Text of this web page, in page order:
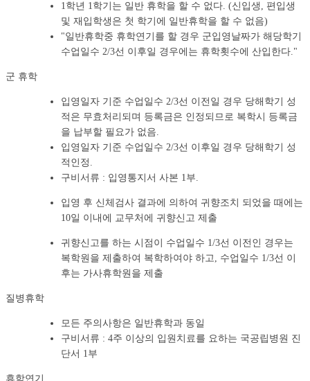
1학년 1학기는 일반 휴학을 할 수 없다. (신입생, 편입생
및 재입학생은 첫 학기에 일반휴학을 할 수 없음)
"일반휴학중 휴학연기를 할 경우 군입영날짜가 해당학기
수업일수 2/3선 이후일 경우에는 휴학횟수에 산입한다."
군 휴학
입영일자 기준 수업일수 2/3선 이전일 경우 당해학기 성
적은 무효처리되며 등록금은 인정되므로 복학시 등록금
을 납부할 필요가 없음.
입영일자 기준 수업일수 2/3선 이후일 경우 당해학기 성
적인정.
구비서류 : 입영통지서 사본 1부.
입영 후 신체검사 결과에 의하여 귀향조치 되었을 때에는
10일 이내에 교무처에 귀향신고 제출
귀향신고를 하는 시점이 수업일수 1/3선 이전인 경우는
복학원을 제출하여 복학하여야 하고, 수업일수 1/3선 이
후는 가사휴학원을 제출
질병휴학
모든 주의사항은 일반휴학과 동일
구비서류 : 4주 이상의 입원치료를 요하는 국공립병원 진
단서 1부
휴학연기